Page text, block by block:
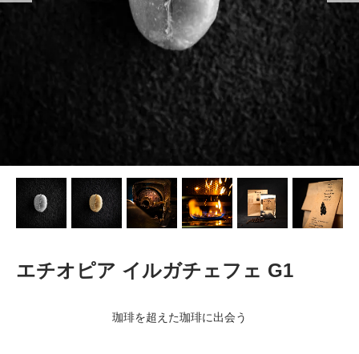
エチオピア イルガチェフェ G1
珈琲を超えた珈琲に出会う